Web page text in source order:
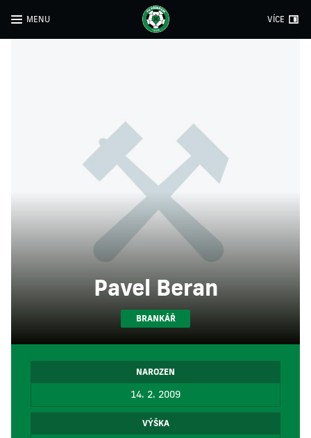
MENU VÍCE
Pavel Beran
BRANKÁŘ
NAROZEN
14. 2. 2009
VÝŠKA